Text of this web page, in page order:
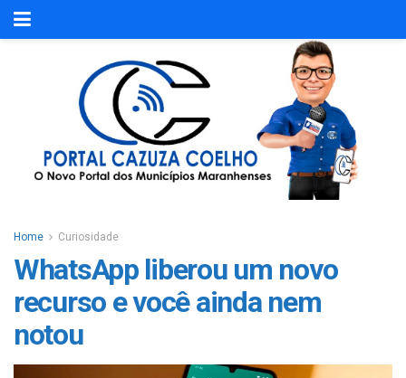
Home Curiosidade
WhatsApp liberou um novo
recurso e você ainda nem
notou